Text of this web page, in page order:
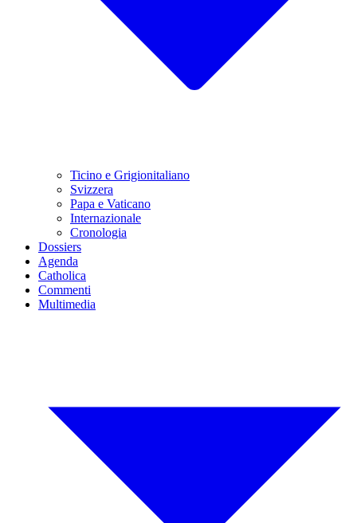
Ticino e Grigionitaliano
Svizzera
Papa e Vaticano
Internazionale
Cronologia
Dossiers
Agenda
Catholica
Commenti
Multimedia